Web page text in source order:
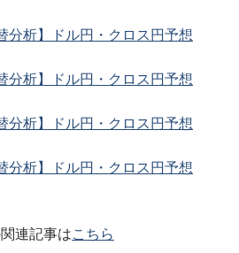
分析】ドル円・クロス円予想
分析】ドル円・クロス円予想
分析】ドル円・クロス円予想
分析】ドル円・クロス円予想
連記事はこちら